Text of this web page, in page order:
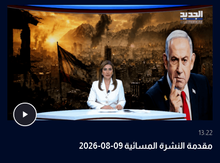
13:22
مقدمة النشرة المسائية 09-08-2026